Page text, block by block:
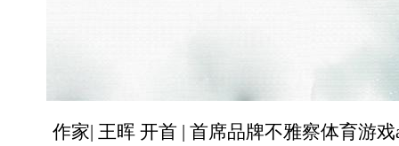
作家| 王晖 开首 | 首席品牌不雅察体育游戏